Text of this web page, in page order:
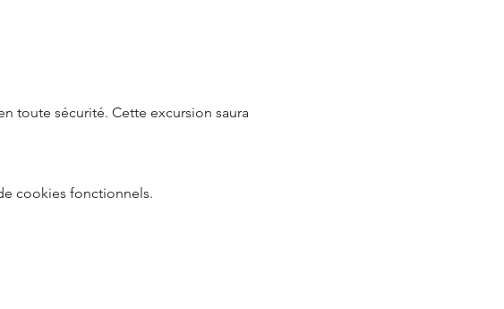
toute sécurité. Cette excursion saura
cookies fonctionnels.